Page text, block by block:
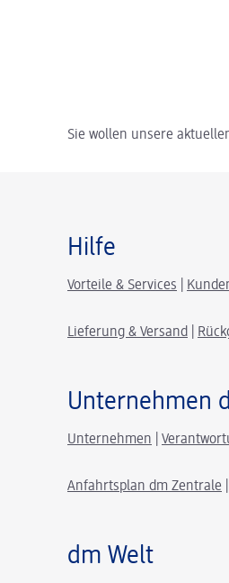
Sie wollen unsere
Hilfe
Vorteile & Services
Lieferung & Versand
Unternehmen
Unternehmen
Anfahrtsplan dm Zentrale
dm Welt